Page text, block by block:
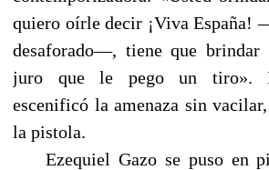
quiero oírle decir ¡Viva España!
desaforado—, tiene que brindar
juro que le pego un tiro».
escenificó la amenaza sin
la pistola.
Ezequiel Gazo se puso en